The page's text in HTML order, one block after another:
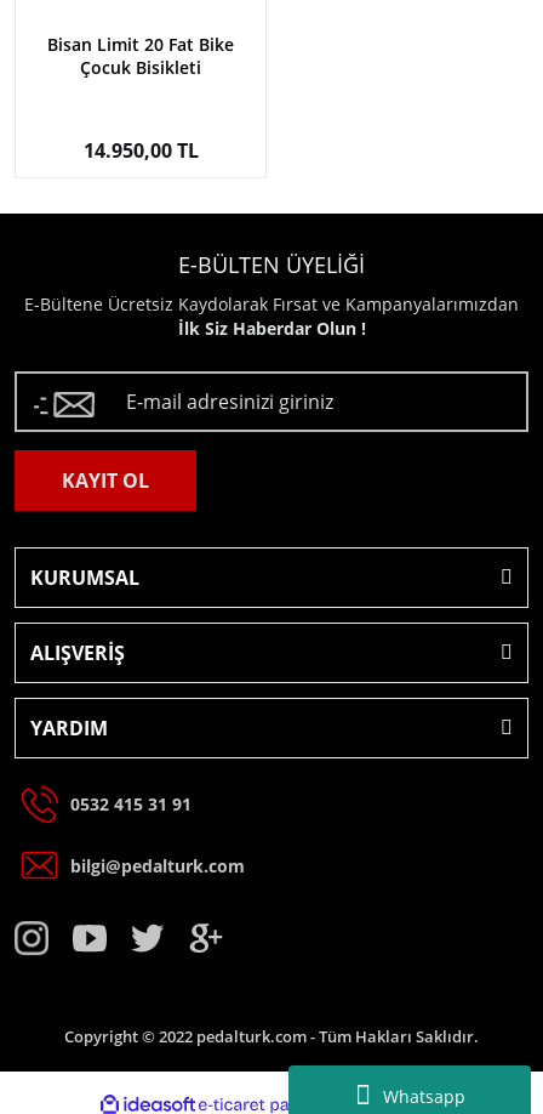
Whatsapp
Bisan Limit 20 Fat Bike
Çocuk Bisikleti
14.950,00 TL
E-BÜLTEN ÜYELİĞİ
E-Bültene Ücretsiz Kaydolarak Fırsat ve Kampanyalarımızdan
İlk Siz Haberdar Olun !
KAYIT OL
KURUMSAL
ALIŞVERİŞ
YARDIM
0532 415 31 91
bilgi@pedalturk.com
Copyright © 2022 pedalturk.com - Tüm Hakları Saklıdır.
ideasoft